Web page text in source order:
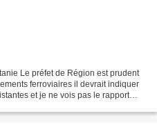
Le préfet de Région est prudent
ferroviaires il devrait indiquer
et je ne vois pas le rapport